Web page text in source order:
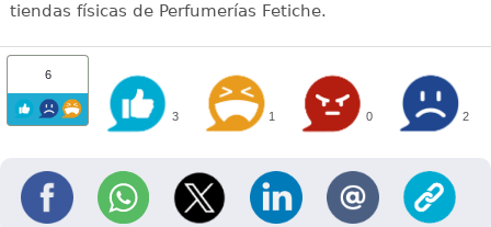
tiendas físicas de Perfumerías Fetiche.
6
3 1 0 2